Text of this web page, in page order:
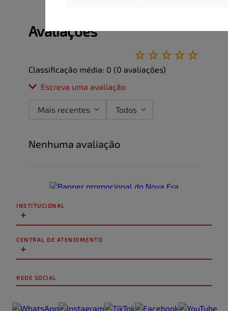
Avaliações
☆☆☆☆☆
Classificação média: 0 (0 avaliações)
Escreva uma avaliação
Título
Avalie o produto de 1 a 5 estrelas
★★
Endereço de email
Escreva uma avaliação
Mais recentes Todos
Nenhuma avaliação
INSTITUCIONAL
+
CENTRAL DE ATENDIMENTO
+
REDE SOCIAL